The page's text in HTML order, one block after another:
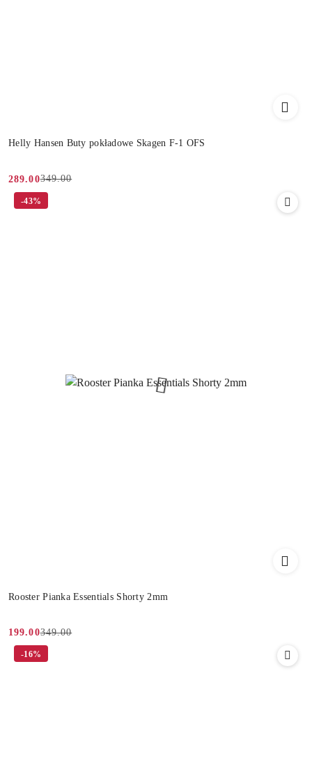
Helly Hansen Buty pokładowe Skagen F-1 OFS
Cena
promocyjna:
289.00
Cena
przed
349.00
Rooster Pianka Essentials Shorty 2mm
Cena
promocyjna:
199.00
Cena
przed
349.00
-43%
-16%